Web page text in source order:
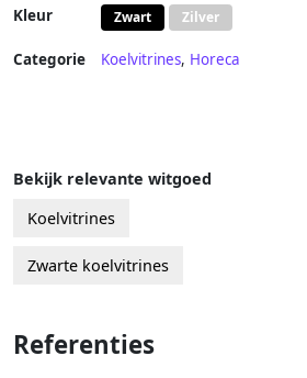
Kleur Zwart Zilver
Categorie Koelvitrines, Horeca
Bekijk relevante witgoed
Koelvitrines
Zwarte koelvitrines
Referenties